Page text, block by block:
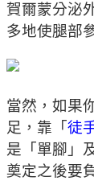
賀爾蒙分泌
多地使腿部
當然，如果
足，靠「 徒
是「單腳」
奠定之後要